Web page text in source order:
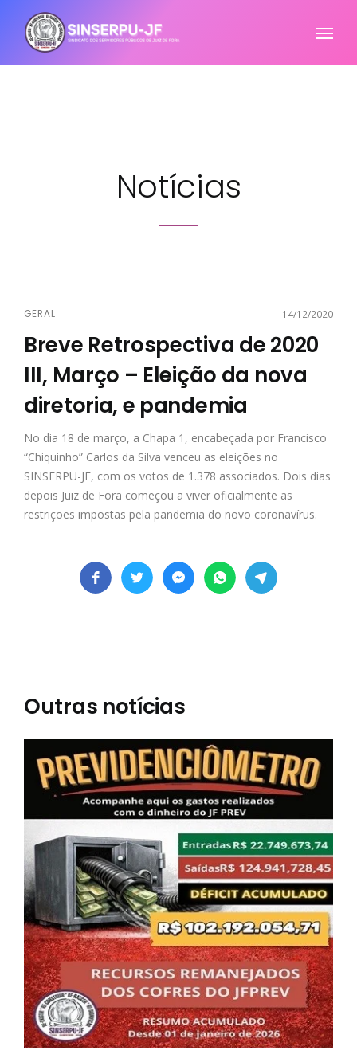
Notícias
GERAL 14/12/2020
Breve Retrospectiva de 2020
III, Março – Eleição da nova
diretoria, e pandemia
No dia 18 de março, a Chapa 1, encabeçada por Francisco
“Chiquinho” Carlos da Silva venceu as eleições no
SINSERPU-JF, com os votos de 1.378 associados. Dois dias
depois Juiz de Fora começou a viver oficialmente as
restrições impostas pela pandemia do novo coronavírus.
Outras notícias